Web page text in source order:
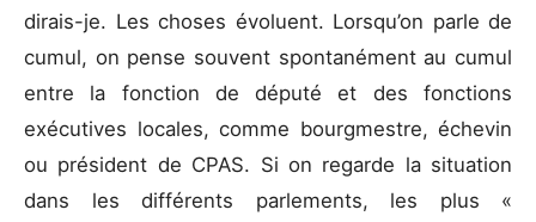
dirais-je. Les choses évoluent. Lorsqu’on parle de
cumul, on pense souvent spontanément au cumul
entre la fonction de député et des fonctions
exécutives locales, comme bourgmestre, échevin
ou président de CPAS. Si on regarde la situation
dans les différents parlements, les plus «